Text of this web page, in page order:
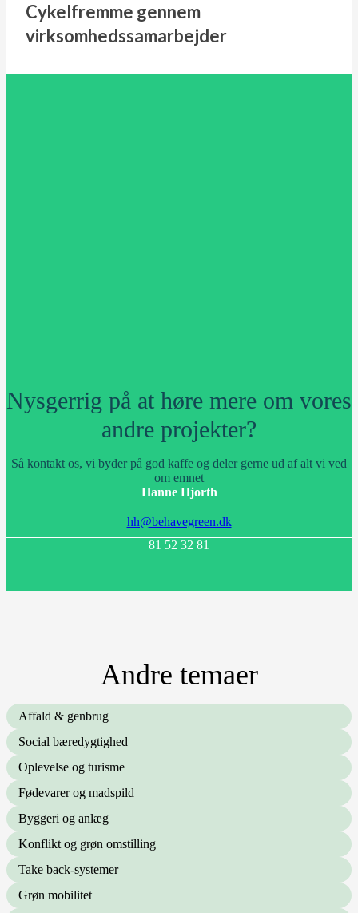
Cykelfremme gennem
virksomhedssamarbejder
Nysgerrig på at høre mere om vores
andre projekter?
Så kontakt os, vi byder på god kaffe og deler gerne ud af alt vi ved
om emnet
Hanne Hjorth
hh@behavegreen.dk
81 52 32 81
Andre temaer
Affald & genbrug
Social bæredygtighed
Oplevelse og turisme
Fødevarer og madspild
Byggeri og anlæg
Konflikt og grøn omstilling
Take back-systemer
Grøn mobilitet